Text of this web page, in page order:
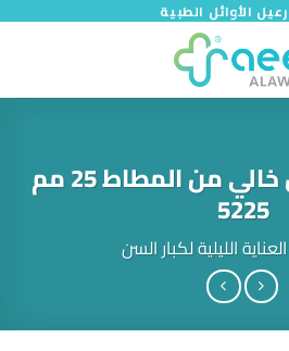
الأوائل الطبية
كوندوم كونفين خالي من المطاط 25 مم
5225
العناية الليلية لكبار السن